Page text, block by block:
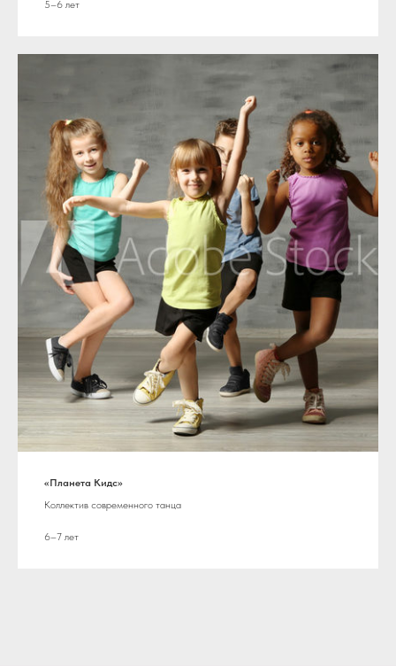
5–6 лет
«Планета Кидс»
Коллектив современного танца
6–7 лет